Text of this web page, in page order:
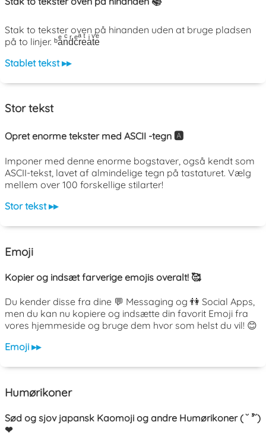
Stak to tekster oven på hinanden uden at bruge pladsen
på to linjer. ᵇaͤnͨdͬcͤrͣeͭaͥtͮeͤ
Stablet tekst ▸▸
Stor tekst
Opret enorme tekster med ASCII -tegn 🅰️
Imponer med denne enorme bogstaver, også kendt som
ASCII-tekst, lavet af almindelige tegn på tastaturet. Vælg
mellem over 100 forskellige stilarter!
Stor tekst ▸▸
Emoji
Kopier og indsæt farverige emojis overalt! 🥰
Du kender disse fra dine 💬 Messaging og 👫 Social Apps,
men du kan nu kopiere og indsætte din favorit Emoji fra
vores hjemmeside og bruge dem hvor som helst du vil! 😊
Emoji ▸▸
Humørikoner
Sød og sjov japansk Kaomoji og andre Humørikoner ( ˘ ³˘)
❤